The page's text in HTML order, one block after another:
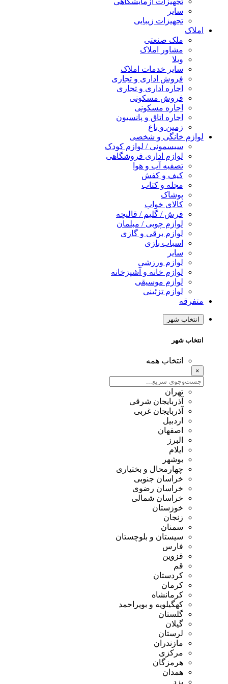
سایر
تجهیزات زیبایی
املاک
ملک صنعتی
مشاور املاک
ویلا
سایر خدمات املاک
فروش اداری و تجاری
اجاره اداری و تجاری
فروش مسکونی
اجاره مسکونی
اجاره اتاق و پانسیون
زمین و باغ
لوازم خانگی و شخصی
سیسمونی / لوازم کودک
لوازم اداری فروشگاهی
تصفیه آب و هوا
کیف و کفش
مجله و کتاب
پوشاک
کالای خواب
فرش / گلیم / قالیچه
لوازم چوبی / مبلمان
لوازم برقی و گازی
اسباب بازی
سایر
لوازم ورزشی
لوازم خانه و آشپزخانه
لوازم موسیقی
لوازم تزئینی
متفرقه
انتخاب شهر
انتخاب شهر
انتخاب همه
تهران
آذربایجان شرقی
آذربایجان غربی
اردبیل
اصفهان
البرز
ایلام
بوشهر
چهارمحال و بختیاری
خراسان جنوبی
خراسان رضوی
خراسان شمالی
خوزستان
زنجان
سمنان
سیستان و بلوچستان
فارس
قزوین
قم
کردستان
کرمان
کرمانشاه
کهگیلویه و بویراحمد
گلستان
گیلان
لرستان
مازندران
مرکزی
هرمزگان
همدان
یزد